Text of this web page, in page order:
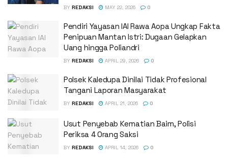
BY REDAKSI MAY 22, 2026 0
Pendiri Yayasan IAI Rawa Aopa Ungkap Fakta
Penipuan Mantan Istri: Dugaan Gelapkan
Uang hingga Poliandri
BY REDAKSI APRIL 29, 2026 0
Polsek Kaledupa Dinilai Tidak Profesional
Tangani Laporan Masyarakat
BY REDAKSI APRIL 21, 2026 0
Usut Penyebab Kematian Baim, Polisi
Periksa 4 Orang Saksi
BY REDAKSI APRIL 14, 2026 0